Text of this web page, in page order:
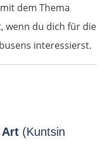
dem Thema
wenn du dich für die
interessierst.
Art (Kuntsin